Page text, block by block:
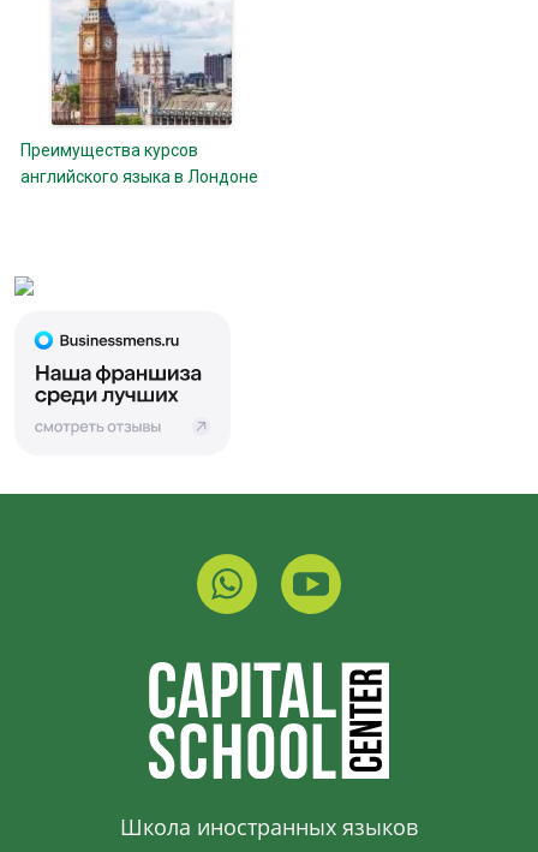
Преимущества курсов
английского языка в Лондоне
Школа иностранных языков